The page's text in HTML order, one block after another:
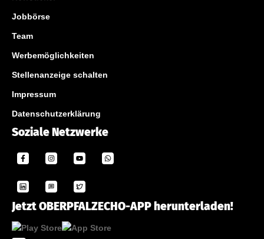
Jobbörse
Team
Werbemöglichkeiten
Stellenanzeige schalten
Impressum
Datenschutzerklärung
Soziale Netzwerke
Jetzt OBERPFALZECHO-APP herunterladen!